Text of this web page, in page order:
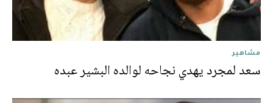
مشاهير
سعد لمجرد يهدي نجاحه لوالده البشير عبده